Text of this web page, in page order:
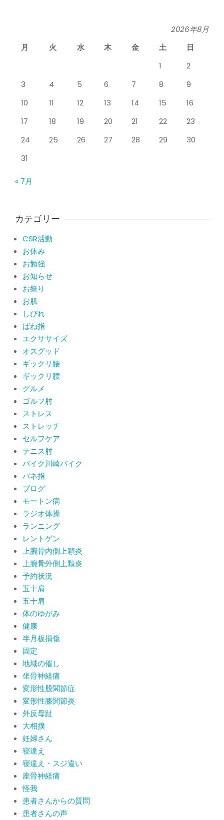
2026年5月26日
膝のお皿の下が痛くて運動できない！
たほうがいい？それとも温める？
By: 院長 山下 On: 2026年5月25日
をしても痛みが取れない膝痛で来院さ
れた患者さまの声
By: 院長 山下 On: 2026年5月23日
ジャンプやダッシュで膝のお皿の下が
By: 院長 山下 On: 2026年5月22日
2026年8月
月
火 水 木 金 土
日
1
2
3
4 5 6 7 8
9
10
11 12 13 14 15
16
17
18 19 20 21 22
23
24
25 26 27 28 29
30
31
« 7月
カテゴリー
CSR活動
お休み
お勉強
お知らせ
お祭り
お肌
しびれ
ばね指
エクササイズ
オスグッド
ギックリ腰
ギックリ腰
グルメ
ゴルフ肘
ストレス
ストレッチ
セルフケア
テニス肘
バイク川崎バイク
バネ指
ブログ
モートン病
ラジオ体操
ランニング
レントゲン
上腕骨内側上顆炎
上腕骨外側上顆炎
予約状況
五十肩
五十肩
体のゆがみ
健康
半月板損傷
固定
地域の催し
坐骨神経痛
変形性股関節症
変形性膝関節炎
外反母趾
大相撲
妊婦さん
寝違え
寝違え・スジ違い
座骨神経痛
怪我
患者さんからの質問
患者さんの声